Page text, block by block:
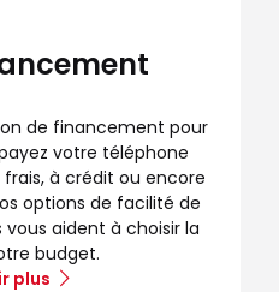
de financement pour
votre téléphone
à crédit ou encore
options de facilité de
aident à choisir la
budget.
plus